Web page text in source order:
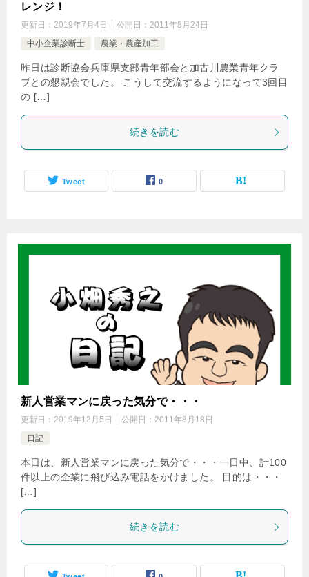
レンジ！
更新日： 2019年7月4日 公開日： 2011年8月24日
中小企業診断士
農業・農産加工
昨日は診断協会兵庫県支部青年部会と加古川農業青年クラ
ブとの懇親会でした。 こうして交流するようになって3回目
の […]
続きを読む
Tweet 0
新人営業マンに戻った気分で・・・
更新日： 2019年12月5日 公開日： 2011年8月18日
日記
本日は、新人営業マンに戻った気分で・・・一日中、計100
件以上の企業に飛び込み電話をかけました。 目的は・・・
[…]
続きを読む